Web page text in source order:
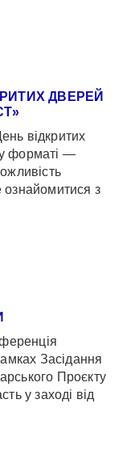
ДВЕРЕЙ
відкритих
форматі —
ознайомитися з
Засідання
Проєкту
у заході від